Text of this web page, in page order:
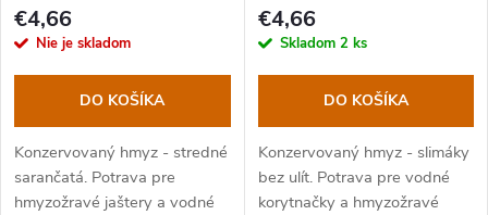
€4,66
Nie je skladom
DO KOŠÍKA
Konzervovaný hmyz - stredné
sarančatá. Potrava pre
hmyzožravé jaštery a vodné
€4,66
Skladom 2 ks
DO KOŠÍKA
Konzervovaný hmyz - slimáky
bez ulít. Potrava pre vodné
korytnačky a hmyzožravé